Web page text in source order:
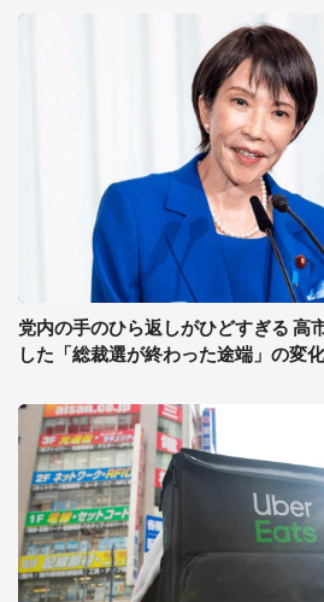
党内の手のひら返しがひどすぎる 高
した「総裁選が終わった途端」の変化